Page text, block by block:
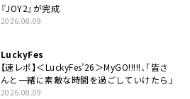
『JOY2』が完成
2026.08.09
LuckyFes
【速レポ】＜LuckyFes’26＞MyGO!!!!!、「皆さ
んと一緒に素敵な時間を過ごしていけたら」
2026.08.09